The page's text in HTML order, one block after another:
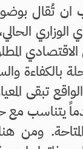
ان تُقال
الوزاري
بالكفاءة
تبقى
يتناسب
ومن